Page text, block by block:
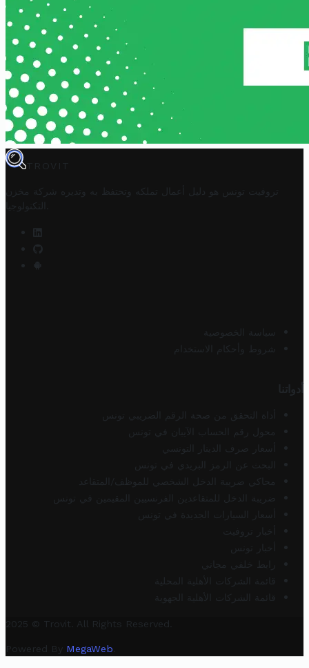
TROVIT
تروفيت تونس هو دليل أعمال تملكه وتحتفظ به وتديره
شركة مخزن
التكنولوجيا
سياسة الخصوصية
شروط وأحكام الاستخدام
أدواتنا
أداة التحقق من صحة الرقم الضريبي تونس
محول رقم الحساب الآيبان في تونس
أسعار صرف الدينار التونسي
البحث عن الرمز البريدي في تونس
محاكي ضريبة الدخل الشخصي للموظف/المتقاعد
ضريبة الدخل للمتقاعدين الفرنسيين المقيمين في تونس
أسعار السيارات الجديدة في تونس
أخبار تروفيت
أخبار تونس
رابط خلفي مجاني
قائمة الشركات الأهلية المحلية
قائمة الشركات الأهلية الجهوية
2025 © Trovit. All Rights Reserved.
Powered By MegaWeb